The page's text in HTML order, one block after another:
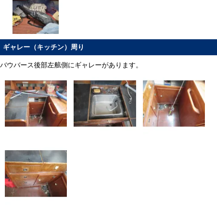
ギャレー（キッチン）周り
バウバース後部左舷側にギャレーがあります。